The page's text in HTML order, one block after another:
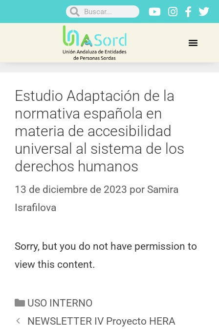
Estudio Adaptación de la
normativa española en
materia de accesibilidad
universal al sistema de los
derechos humanos
13 de diciembre de 2023 por Samira
Israfilova
Sorry, but you do not have permission to
view this content.
USO INTERNO
NEWSLETTER IV Proyecto HERA